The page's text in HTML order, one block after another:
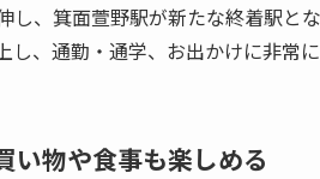
し、箕面萱野駅が新たな終着駅と
、通勤・通学、お出かけに非常
い物や食事も楽しめる